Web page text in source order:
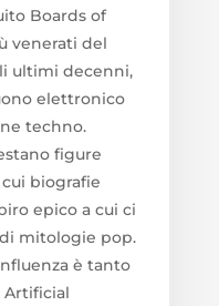
Boards of
venerati del
ultimi decenni,
elettronico
techno.
figure
biografie
epico a cui ci
mitologie pop.
è tanto
Artificial